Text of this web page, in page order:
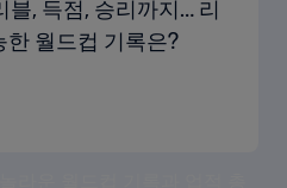
블, 득점, 승리까지… 리
월드컵 기록은?